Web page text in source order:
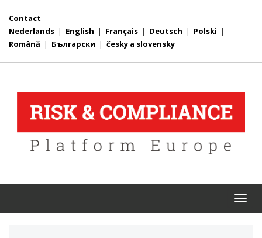
Contact
Nederlands | English | Français | Deutsch | Polski |
Română | Български | česky a slovensky